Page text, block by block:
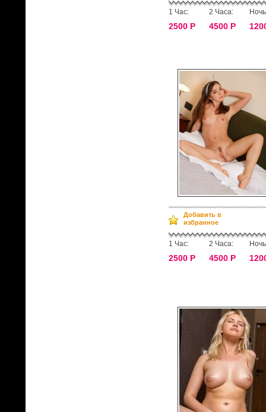
1 Час:
2500 Р
2 Часа:
4500 Р
Добавить в
избранное
1 Час:
2500 Р
2 Часа:
4500 Р